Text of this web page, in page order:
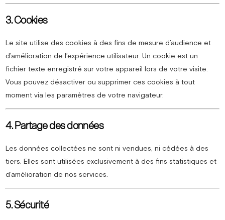
3. Cookies
Le site utilise des cookies à des fins de mesure d’audience et
d’amélioration de l’expérience utilisateur. Un cookie est un
fichier texte enregistré sur votre appareil lors de votre visite.
Vous pouvez désactiver ou supprimer ces cookies à tout
moment via les paramètres de votre navigateur.
4. Partage des données
Les données collectées ne sont ni vendues, ni cédées à des
tiers. Elles sont utilisées exclusivement à des fins statistiques et
d’amélioration de nos services.
5. Sécurité